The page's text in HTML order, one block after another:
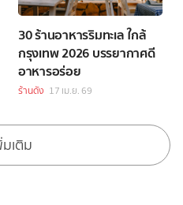
30 ร้านอาหารริมทะเล ใกล้
กรุงเทพ 2026 บรรยากาศดี
อาหารอร่อย
ร้านดัง 17 เม.ย. 69
เติม